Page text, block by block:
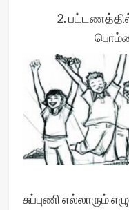
2.
சுப்புணி எல்லாரும்